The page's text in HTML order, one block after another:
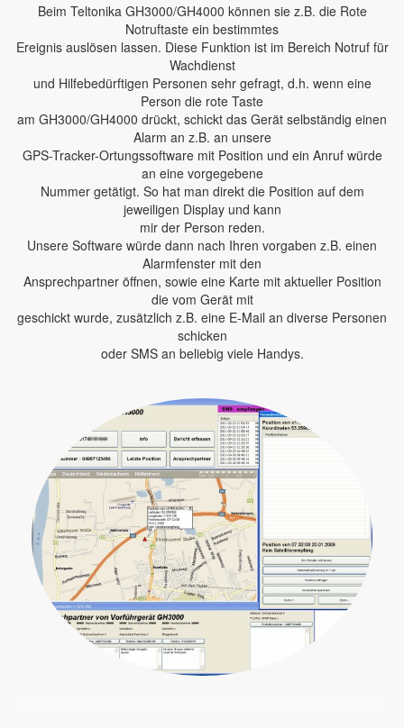
Beim Teltonika GH3000/GH4000 können sie z.B. die Rote
Notruftaste ein bestimmtes
Ereignis auslösen lassen. Diese Funktion ist im Bereich Notruf für
Wachdienst
und Hilfebedürftigen Personen sehr gefragt, d.h. wenn eine
Person die rote Taste
am GH3000/GH4000 drückt, schickt das Gerät selbständig einen
Alarm an z.B. an unsere
GPS-Tracker-Ortungssoftware mit Position und ein Anruf würde
an eine vorgegebene
Nummer getätigt. So hat man direkt die Position auf dem
jeweiligen Display und kann
mir der Person reden.
Unsere Software würde dann nach Ihren vorgaben z.B. einen
Alarmfenster mit den
Ansprechpartner öffnen, sowie eine Karte mit aktueller Position
die vom Gerät mit
geschickt wurde, zusätzlich z.B. eine E-Mail an diverse Personen
schicken
oder SMS an beliebig viele Handys.